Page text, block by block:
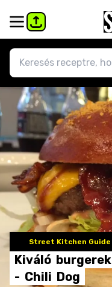
Street Kitchen Guide
Kiváló burgerek
- Chili Dog